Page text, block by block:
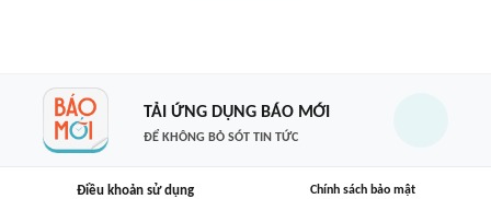
TẢI ỨNG DỤNG BÁO MỚI
ĐỂ KHÔNG BỎ SÓT TIN TỨC
Điều khoản sử dụng Chính sách bảo mật